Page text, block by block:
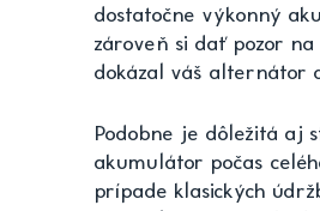
dostatočne výkonný
zároveň si dať pozor
dokázal váš alternátor
Podobne je dôležitá aj
akumulátor počas
prípade klasických